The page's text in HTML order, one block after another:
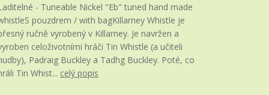
- Tuneable Nickel "Eb" tuned hand made
pouzdrem / with bagKillarney Whistle je
ručně vyrobený v Killarney. Je navržen a
celoživotními hráči Tin Whistle (a učiteli
Padraig Buckley a Tadhg Buckley. Poté, co
Tin Whist... celý popis